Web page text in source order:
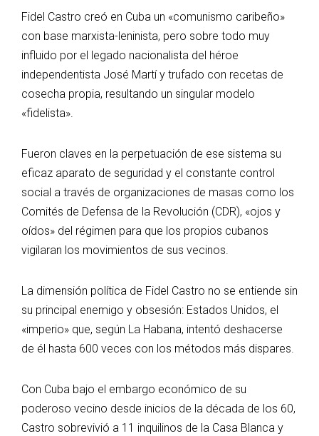
Fidel Castro creó en Cuba un «comunismo caribeño»
con base marxista-leninista, pero sobre todo muy
influido por el legado nacionalista del héroe
independentista José Martí y trufado con recetas de
cosecha propia, resultando un singular modelo
«fidelista».
Fueron claves en la perpetuación de ese sistema su
eficaz aparato de seguridad y el constante control
social a través de organizaciones de masas como los
Comités de Defensa de la Revolución (CDR), «ojos y
oídos» del régimen para que los propios cubanos
vigilaran los movimientos de sus vecinos.
La dimensión política de Fidel Castro no se entiende sin
su principal enemigo y obsesión: Estados Unidos, el
«imperio» que, según La Habana, intentó deshacerse
de él hasta 600 veces con los métodos más dispares.
Con Cuba bajo el embargo económico de su
poderoso vecino desde inicios de la década de los 60,
Castro sobrevivió a 11 inquilinos de la Casa Blanca y